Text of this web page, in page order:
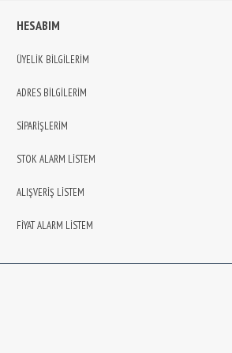
HESABIM
ÜYELİK BİLGİLERİM
ADRES BİLGİLERİM
SİPARİŞLERİM
STOK ALARM LİSTEM
ALIŞVERİŞ LİSTEM
FİYAT ALARM LİSTEM